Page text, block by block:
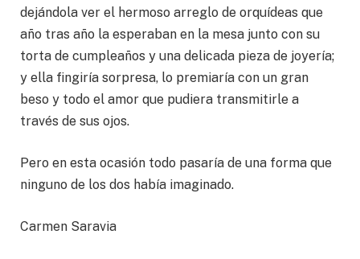
dejándola ver el hermoso arreglo de orquídeas que
año tras año la esperaban en la mesa junto con su
torta de cumpleaños y una delicada pieza de joyería;
y ella fingiría sorpresa, lo premiaría con un gran
beso y todo el amor que pudiera transmitirle a
través de sus ojos.
Pero en esta ocasión todo pasaría de una forma que
ninguno de los dos había imaginado.
Carmen Saravia